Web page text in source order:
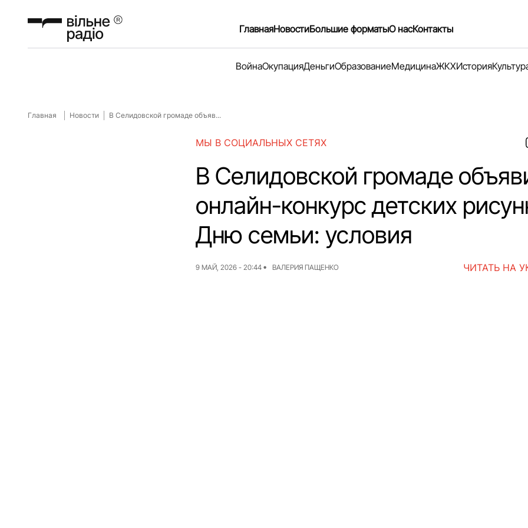
ГлавнаяНовостиБольшие форматыО насКонтакты
ВойнаОкупацияДеньгиОбразованиеМедицинаЖКХИстория
Главная Новости В Селидовской громаде объяв...
МЫ В СОЦИАЛЬНЫХ СЕТЯХ
В Селидовской громаде
онлайн-конкурс детских
Дню семьи: условия
9 МАЙ, 2026 - 20:44 ВАЛЕРИЯ ПАЩЕНКО ЧИТАТЬ НА